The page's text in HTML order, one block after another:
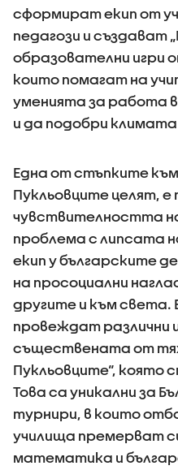
сформират екип от
педагози и създават
образователни игри
които помагат на
уменията за работа в
и да подобри климата
Една от стъпките
Пукльовците целят, е
чувствителността
проблема с липсата
екип у българските
на просоциални
другите и към
провеждат различни
съществената от
Пукльовците“, която
Това са уникални за
турнири, в които
училища премерват
математика и